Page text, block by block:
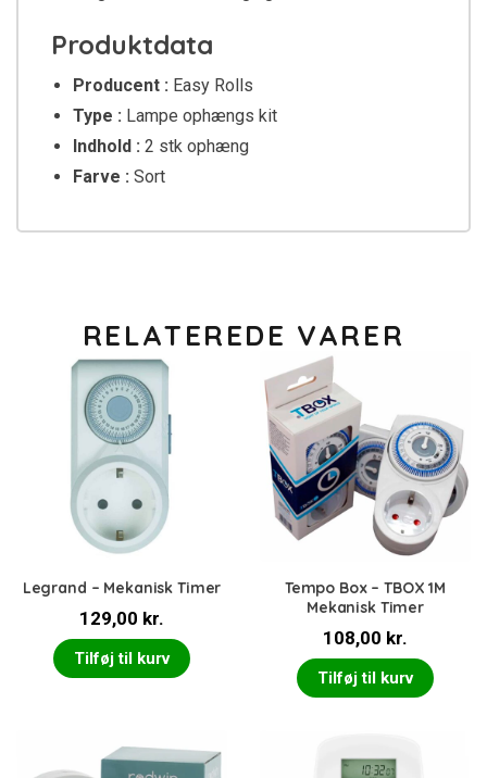
Produktdata
Producent : Easy Rolls
Type : Lampe ophængs kit
Indhold : 2 stk ophæng
Farve : Sort
RELATEREDE VARER
Legrand – Mekanisk Timer
129,00 kr.
Tilføj til kurv
Tempo Box – TBOX 1M
Mekanisk Timer
108,00 kr.
Tilføj til kurv